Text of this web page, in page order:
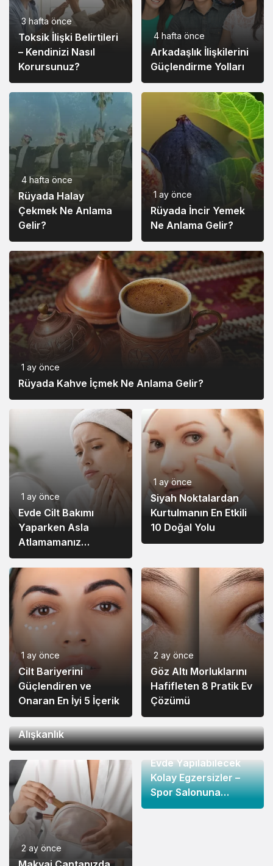
3 hafta önce
Toksik İlişki Belirtileri
– Kendinizi Nasıl
Korursunuz?
4 hafta önce
Arkadaşlık İlişkilerini
Güçlendirme Yolları
4 hafta önce
Rüyada Halay
Çekmek Ne Anlama
Gelir?
1 ay önce
Rüyada İncir Yemek
Ne Anlama Gelir?
1 ay önce
Rüyada Kahve İçmek Ne Anlama Gelir?
1 ay önce
Evde Cilt Bakımı
Yaparken Asla
Atlamamanız
Gereken 7 Temel
Adım
1 ay önce
Siyah Noktalardan
Kurtulmanın En Etkili
10 Doğal Yolu
1 ay önce
Cilt Bariyerini
Güçlendiren ve
Onaran En İyi 5 İçerik
2 ay önce
Göz Altı Morluklarını
Hafifleten 8 Pratik Ev
Çözümü
2 ay önce
Işıl Işıl Bir Cilt için Her Gün Yapmanız Gereken 5
Alışkanlık
2 ay önce
Evde Yapılabilecek
Kolay Egzersizler –
Spor Salonuna
Gitmeden Formda